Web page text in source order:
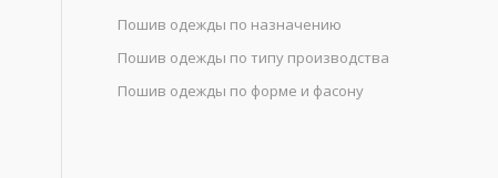
Пошив одежды по назначению
Пошив одежды по типу производства
Пошив одежды по форме и фасону